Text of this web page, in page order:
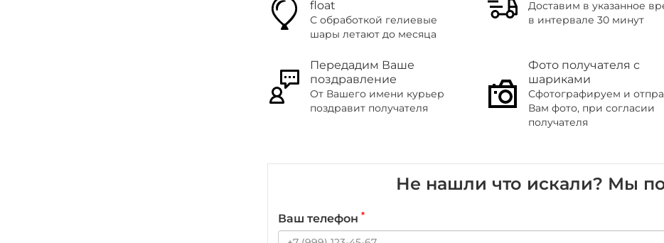
float
С обработкой гелиевые
шары летают до месяца
Доставим в указанное
в интервале 30 минут
Передадим Ваше
поздравление
От Вашего имени курьер
поздравит получателя
Фото получателя с
шариками
Сфотографируем и
Вам фото, при согласии
получателя
Не нашли что искали? Мы
Ваш телефон *